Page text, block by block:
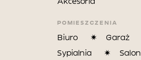
POMIESZCZENIA
Biuro Garaż
Sypialnia
Salon